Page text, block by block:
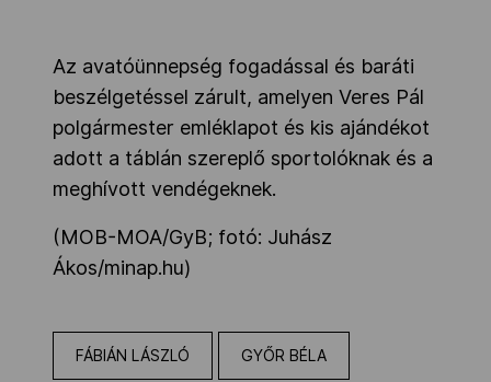
Az avatóünnepség fogadással és baráti
beszélgetéssel zárult, amelyen Veres Pál
polgármester emléklapot és kis ajándékot
adott a táblán szereplő sportolóknak és a
meghívott vendégeknek.
(MOB-MOA/GyB; fotó: Juhász
Ákos/minap.hu)
FÁBIÁN LÁSZLÓ GYŐR BÉLA